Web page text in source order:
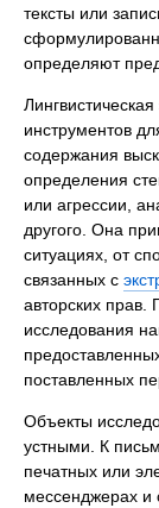
тексты или
определяют
инструментов
содержания
определения
или агрессии,
другого. Она
ситуациях, от
связанных с
авторских прав.
исследования
поставленных
Объекты
устными. К
печатных или
мессенджерах и